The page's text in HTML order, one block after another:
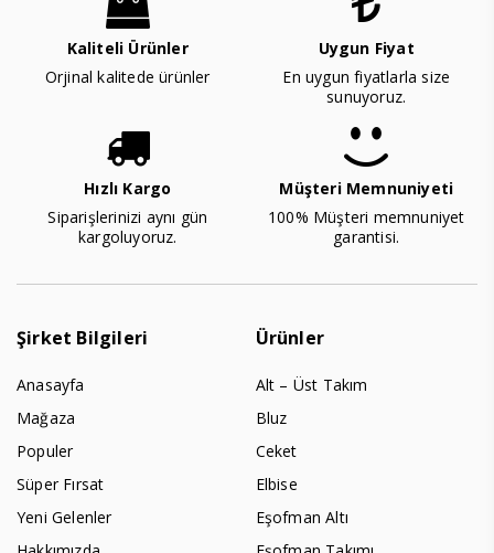
Kaliteli Ürünler
Orjinal kalitede ürünler
Uygun Fiyat
En uygun fiyatlarla size
sunuyoruz.
Hızlı Kargo
Siparişlerinizi aynı gün
kargoluyoruz.
Müşteri Memnuniyeti
100% Müşteri memnuniyet
garantisi.
Şirket Bilgileri
Anasayfa
Mağaza
Populer
Süper Fırsat
Yeni Gelenler
Ürünler
Alt – Üst Takım
Bluz
Ceket
Elbise
Eşofman Altı